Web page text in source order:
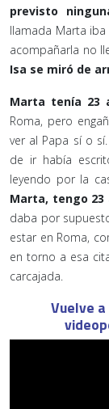
previsto
llamada Marta
acompañarla no
Isa se miró de
Marta tenía 23
Roma, pero
ver al Papa sí o
de ir había
leyendo por la
Marta, tengo
daba por
estar en Roma,
en torno a esa
carcajada.
Vuelve